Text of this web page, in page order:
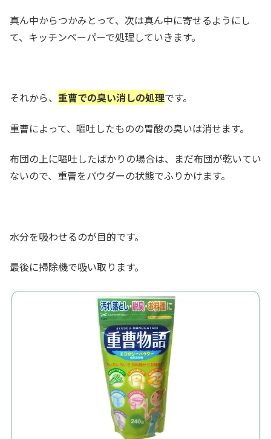
真ん中からつかみとって、次は真ん中に寄せるようにし
て、キッチンペーパーで処理していきます。
それから、 重曹での臭い消しの処理です。
重曹によって、嘔吐したものの胃酸の臭いは消せます。
布団の上に嘔吐したばかりの場合は、まだ布団が乾いてい
ないので、重曹をパウダーの状態でふりかけます。
水分を吸わせるのが目的です。
最後に掃除機で吸い取ります。